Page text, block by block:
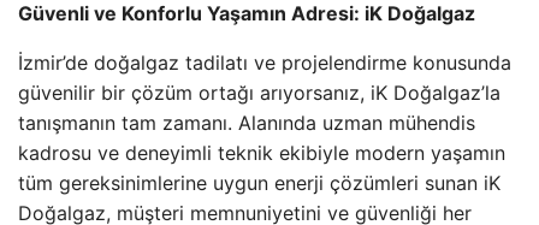
Güvenli ve Konforlu Yaşamın Adresi: iK Doğalgaz
İzmir’de doğalgaz tadilatı ve projelendirme konusunda
güvenilir bir çözüm ortağı arıyorsanız, iK Doğalgaz’la
tanışmanın tam zamanı. Alanında uzman mühendis
kadrosu ve deneyimli teknik ekibiyle modern yaşamın
tüm gereksinimlerine uygun enerji çözümleri sunan iK
Doğalgaz, müşteri memnuniyetini ve güvenliği her